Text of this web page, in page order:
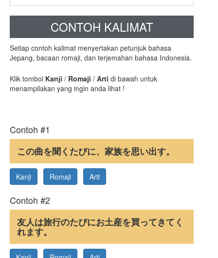
CONTOH KALIMAT
Setiap contoh kalimat menyertakan petunjuk bahasa
Jepang, bacaan romaji, dan terjemahan bahasa Indonesia.
Klik tombol Kanji / Romaji / Arti di bawah untuk
menampilakan yang ingin anda lihat !
Contoh #1
この曲を聞くたびに、家族を思い出す。
Kanji Romaji Arti
Contoh #2
友人は旅行のたびにお土産を買ってきてく
れます。